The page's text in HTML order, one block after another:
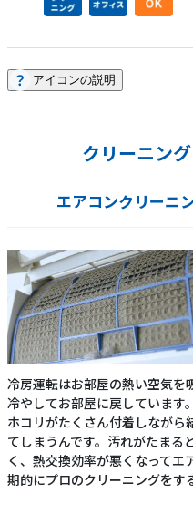
アイコンの説明
クリーニン
エアコンクリーニ
冷房運転はお部屋の熱い空気を
冷やしてお部屋に戻しています
ホコリがたくさん付着しなが
てしまうんです。汚れがたまる
く、熱交換効率が悪くなってエ
期的にプロのクリーニングをす